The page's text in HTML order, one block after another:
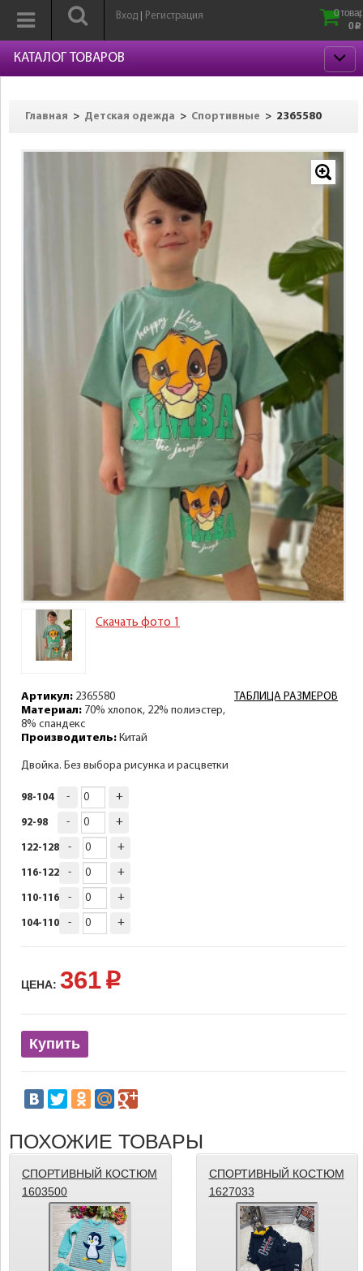
Вход Регистрация
0
0 p
КАТАЛОГ ТОВАРОВ
Главная > Детская одежда > Спортивные > 2365580
Скачать фото 1
ТАБЛИЦА РАЗМЕРОВ
Артикул: 2365580
Материал: 70% хлопок, 22% полиэстер,
8% спандекс
Производитель: Китай
Двойка. Без выбора рисунка и расцветки
98-104 - +
92-98 - +
122-128 - +
116-122 - +
110-116 - +
104-110 - +
ЦЕНА: 361 p
Купить
ПОХОЖИЕ ТОВАРЫ
СПОРТИВНЫЙ КОСТЮМ
1603500
СПОРТИВНЫЙ КОСТЮМ
1627033